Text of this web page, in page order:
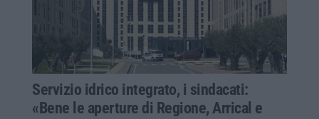
Servizio idrico integrato, i sindacati:
«Bene le aperture di Regione, Arrical e